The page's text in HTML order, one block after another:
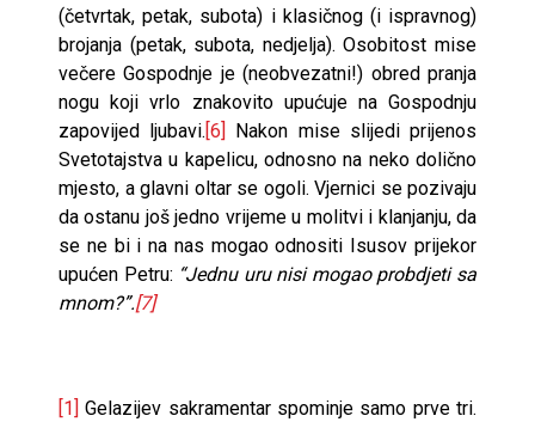
(četvrtak, petak, subota) i klasičnog (i ispravnog)
brojanja (petak, subota, nedjelja). Osobitost mise
večere Gospodnje je (neobvezatni!) obred pranja
nogu koji vrlo znakovito upućuje na Gospodnju
zapovijed ljubavi.[6] Nakon mise slijedi prijenos
Svetotajstva u kapelicu, odnosno na neko dolično
mjesto, a glavni oltar se ogoli. Vjernici se pozivaju
da ostanu još jedno vrijeme u molitvi i klanjanju, da
se ne bi i na nas mogao odnositi Isusov prijekor
upućen Petru: “Jednu uru nisi mogao probdjeti sa
mnom?”.[7]
[1] Gelazijev sakramentar spominje samo prve tri.